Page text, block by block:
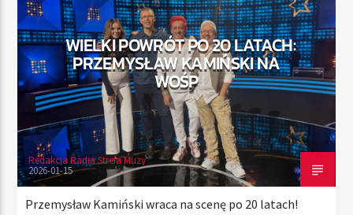
TERAZ
RADIO STREFA MUZY
00:00 21:00
WIELKI POWRÓT PO 20 LATACH:
PRZEMYSŁAW KAMIŃSKI NA
WOŚP
Redakcja Radia Strefa Muzy
2026-01-15
Przemysław Kamiński wraca na scenę po 20 latach!